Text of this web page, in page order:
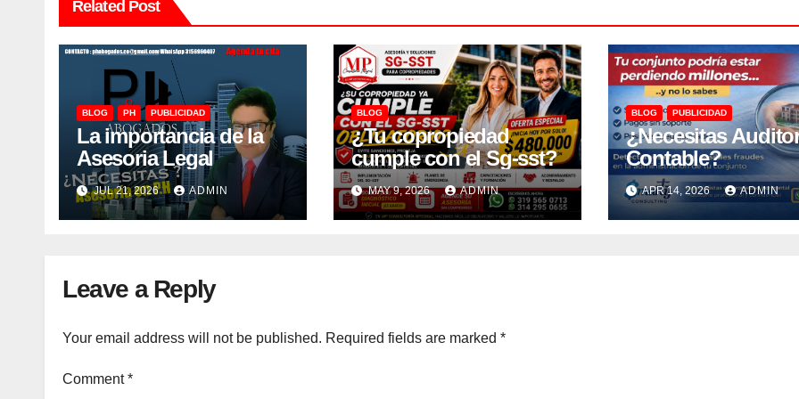
Related Post
BLOG PH PUBLICIDAD
La importancia de la
Asesoria Legal
JUL 21, 2026 ADMIN
BLOG
¿Tu copropiedad
cumple con el Sg-sst?
MAY 9, 2026 ADMIN
BLOG PUBLICIDAD
¿Necesitas
Contable?
APR 14, 2026 ADMIN
Leave a Reply
Your email address will not be published. Required fields are marked *
Comment*